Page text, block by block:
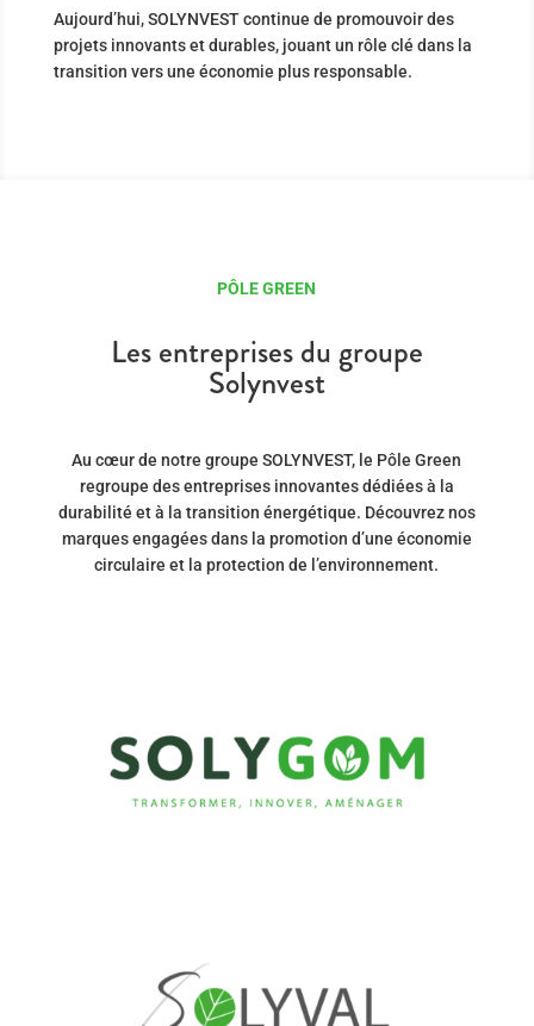
Aujourd’hui, SOLYNVEST continue de promouvoir des
projets innovants et durables, jouant un rôle clé dans la
transition vers une économie plus responsable.
PÔLE GREEN
Les entreprises du groupe
Solynvest
Au cœur de notre groupe SOLYNVEST, le Pôle Green
regroupe des entreprises innovantes dédiées à la
durabilité et à la transition énergétique. Découvrez nos
marques engagées dans la promotion d’une économie
circulaire et la protection de l’environnement.